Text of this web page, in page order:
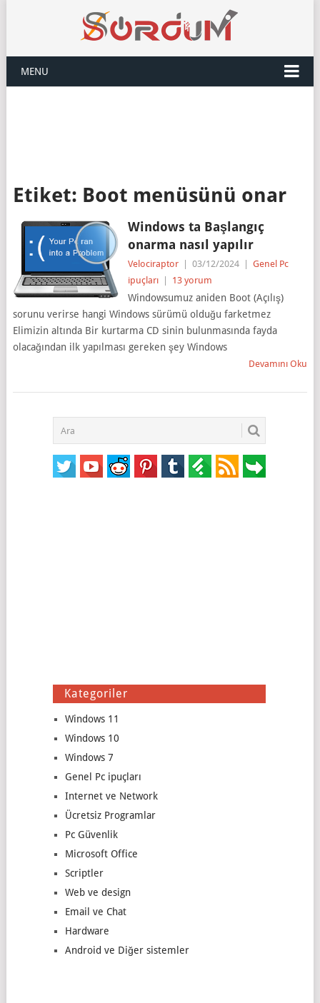
MENU
Etiket: Boot menüsünü onar
Windows ta Başlangıç
onarma nasıl yapılır
Velociraptor 03/12/2024
Genel Pc
ipuçları
13 yorum
Windowsumuz aniden Boot (Açılış)
sorunu verirse hangi Windows sürümü olduğu farketmez
Elimizin altında Bir kurtarma CD sinin bulunmasında fayda
olacağından ilk yapılması gereken şey Windows
Devamını Oku
Kategoriler
Windows 11
Windows 10
Windows 7
Genel Pc ipuçları
Internet ve Network
Ücretsiz Programlar
Pc Güvenlik
Microsoft Office
Scriptler
Web ve design
Email ve Chat
Hardware
Android ve Diğer sistemler